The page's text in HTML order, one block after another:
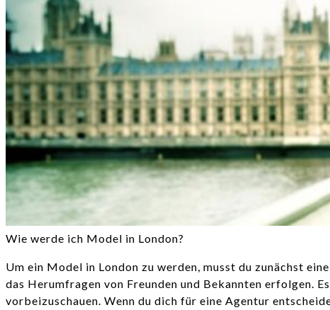
Wie werde ich Model in London?
Um ein Model in London zu werden, musst du zunächst
das Herumfragen von Freunden und Bekannten erfolgen.
vorbeizuschauen. Wenn du dich für eine Agentur